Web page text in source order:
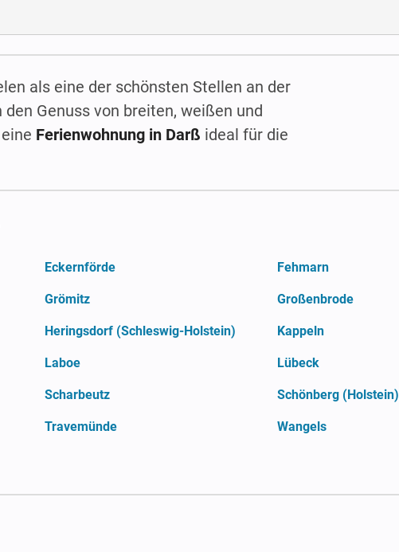
als eine der schönsten Stellen an der
Genuss von breiten, weißen und
Ferienwohnung in Darß ideal für die
Eckernförde Fehmarn
Grömitz Großenbrode
Heringsdorf (Schleswig-Holstein) Kappeln
Laboe Lübeck
Scharbeutz Schönberg (Holstein)
Travemünde Wangels